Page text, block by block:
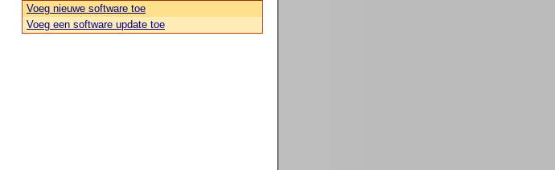
Voeg nieuwe software toe
Voeg een software update toe